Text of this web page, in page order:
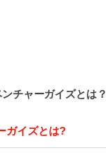
チャーガイズとは？
ガイズとは?